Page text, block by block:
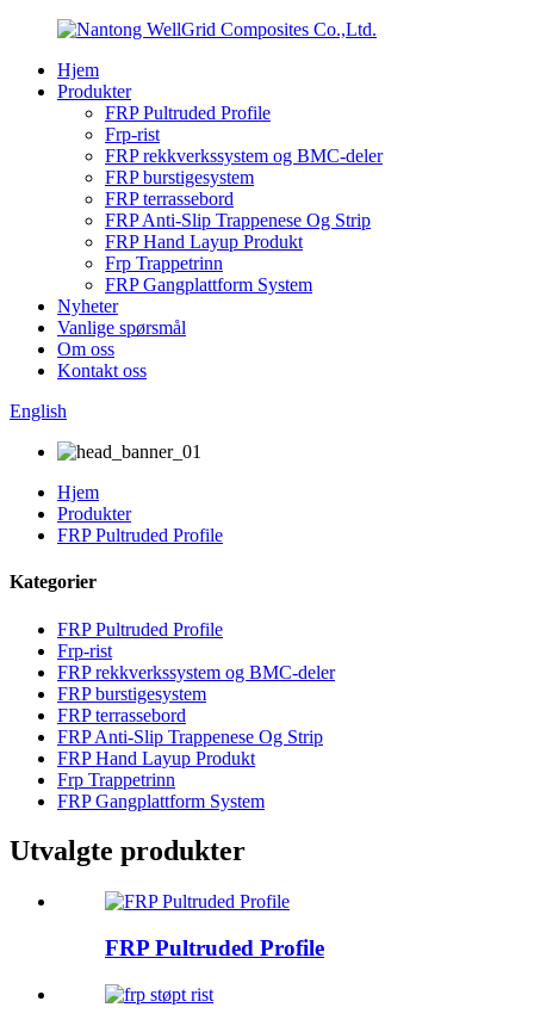
Hjem
Produkter
FRP Pultruded Profile
Frp-rist
FRP rekkverkssystem og BMC-deler
FRP burstigesystem
FRP terrassebord
FRP Anti-Slip Trappenese Og Strip
FRP Hand Layup Produkt
Frp Trappetrinn
FRP Gangplattform System
Nyheter
Vanlige spørsmål
Om oss
Kontakt oss
English
Hjem
Produkter
FRP Pultruded Profile
Kategorier
FRP Pultruded Profile
Frp-rist
FRP rekkverkssystem og BMC-deler
FRP burstigesystem
FRP terrassebord
FRP Anti-Slip Trappenese Og Strip
FRP Hand Layup Produkt
Frp Trappetrinn
FRP Gangplattform System
Utvalgte produkter
FRP Pultruded Profile